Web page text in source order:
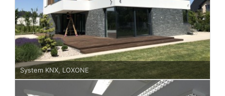
System KNX, LOXONE